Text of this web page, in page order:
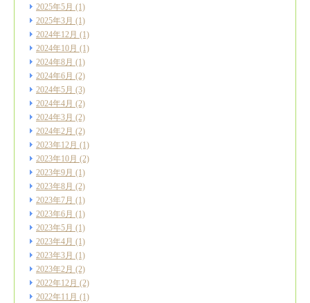
2025年5月 (1)
2025年3月 (1)
2024年12月 (1)
2024年10月 (1)
2024年8月 (1)
2024年6月 (2)
2024年5月 (3)
2024年4月 (2)
2024年3月 (2)
2024年2月 (2)
2023年12月 (1)
2023年10月 (2)
2023年9月 (1)
2023年8月 (2)
2023年7月 (1)
2023年6月 (1)
2023年5月 (1)
2023年4月 (1)
2023年3月 (1)
2023年2月 (2)
2022年12月 (2)
2022年11月 (1)